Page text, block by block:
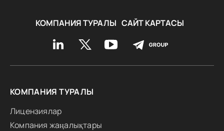
КОМПАНИЯ ТУРАЛЫ САЙТ КАРТАСЫ
КОМПАНИЯ ТУРАЛЫ
Лицензиялар
Компания жаңалықтары